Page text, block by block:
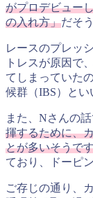
がプロデビュー
の入れ方」だそ
レースのプレッ
トレスが原因で
てしまっていた
候群（IBS）とい
また、Nさんの話
揮するために、
とが多いそうで
ており、ドーピ
ご存じの通り、